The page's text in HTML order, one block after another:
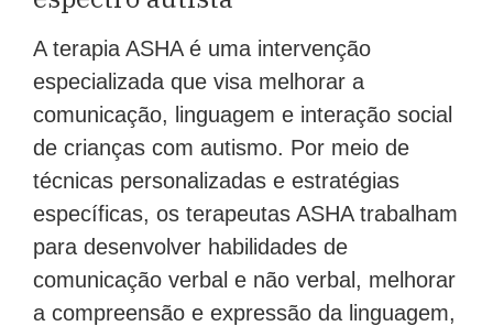
A terapia ASHA é uma intervenção
especializada que visa melhorar a
comunicação, linguagem e interação social
de crianças com autismo. Por meio de
técnicas personalizadas e estratégias
específicas, os terapeutas ASHA trabalham
para desenvolver habilidades de
comunicação verbal e não verbal, melhorar
a compreensão e expressão da linguagem,